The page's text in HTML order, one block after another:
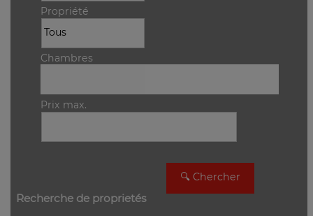
Propriété
Chambres
Prix max.
Recherche de proprietés